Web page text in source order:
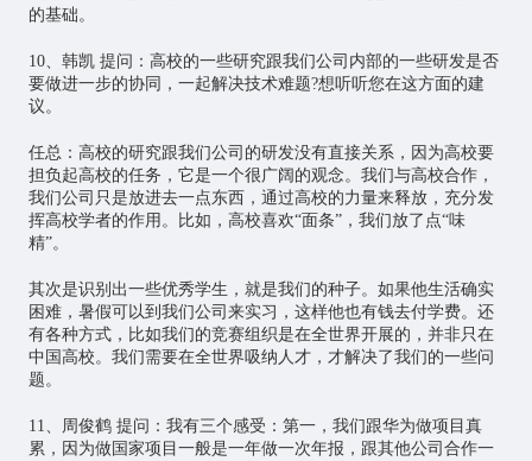
的基础。
10、韩凯 提问：高校的一些研究跟我们公司内部的一些研发是否
要做进一步的协同，一起解决技术难题?想听听您在这方面的建
议。
任总：高校的研究跟我们公司的研发没有直接关系，因为高校要
担负起高校的任务，它是一个很广阔的观念。我们与高校合作，
我们公司只是放进去一点东西，通过高校的力量来释放，充分发
挥高校学者的作用。比如，高校喜欢“面条”，我们放了点“味
精”。
其次是识别出一些优秀学生，就是我们的种子。如果他生活确实
困难，暑假可以到我们公司来实习，这样他也有钱去付学费。还
有各种方式，比如我们的竞赛组织是在全世界开展的，并非只在
中国高校。我们需要在全世界吸纳人才，才解决了我们的一些问
题。
11、周俊鹤 提问：我有三个感受：第一，我们跟华为做项目真
累，因为做国家项目一般是一年做一次年报，跟其他公司合作一